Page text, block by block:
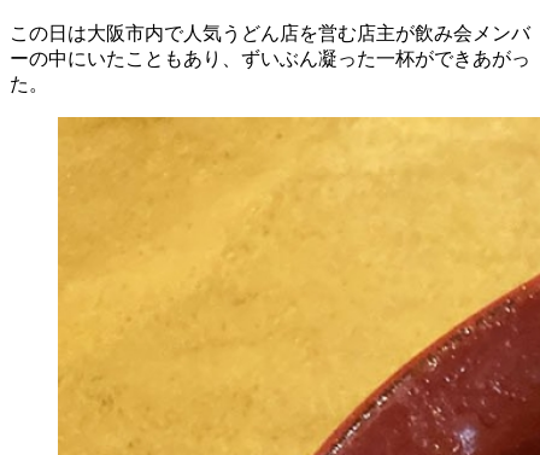
この日は大阪市内で人気うどん店を営む店主が飲み会メンバ
ーの中にいたこともあり、ずいぶん凝った一杯ができあがっ
た。